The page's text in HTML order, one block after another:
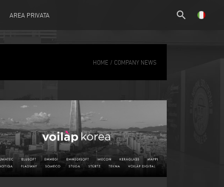
AREA PRIVATA search
HOME / COMPANY NEWS